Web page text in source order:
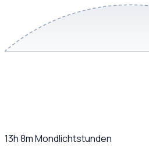
13h 8mMondlichtstunden